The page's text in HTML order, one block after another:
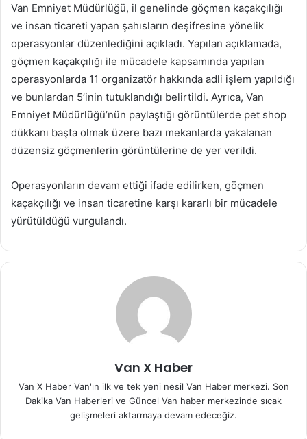
Van Emniyet Müdürlüğü, il genelinde göçmen kaçakçılığı
ve insan ticareti yapan şahısların deşifresine yönelik
operasyonlar düzenlediğini açıkladı. Yapılan açıklamada,
göçmen kaçakçılığı ile mücadele kapsamında yapılan
operasyonlarda 11 organizatör hakkında adli işlem yapıldığı
ve bunlardan 5’inin tutuklandığı belirtildi. Ayrıca, Van
Emniyet Müdürlüğü’nün paylaştığı görüntülerde pet shop
dükkanı başta olmak üzere bazı mekanlarda yakalanan
düzensiz göçmenlerin görüntülerine de yer verildi.
Operasyonların devam ettiği ifade edilirken, göçmen
kaçakçılığı ve insan ticaretine karşı kararlı bir mücadele
yürütüldüğü vurgulandı.
Van X Haber
Van X Haber Van'ın ilk ve tek yeni nesil Van Haber merkezi. Son
Dakika Van Haberleri ve Güncel Van haber merkezinde sıcak
gelişmeleri aktarmaya devam edeceğiz.